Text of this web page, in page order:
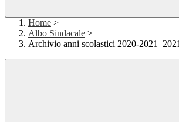
Home >
Albo Sindacale >
Archivio anni scolastici 2020-